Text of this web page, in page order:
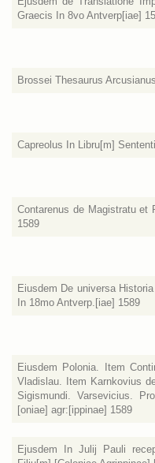
Graecis In 8vo Antverp[iae]
Brossei Thesaurus
Capreolus In Libru[m]
Contarenus de Magistratu et
1589
Eiusdem De universa
In 18mo Antverp.[iae] 1589
Eiusdem Polonia. Item
Vladislau. Item Karnkovius
Sigismundi. Varsevicius.
[oniae] agr:[ippinae] 1589
Ejusdem In Julij Pauli